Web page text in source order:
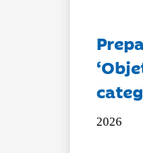
2026